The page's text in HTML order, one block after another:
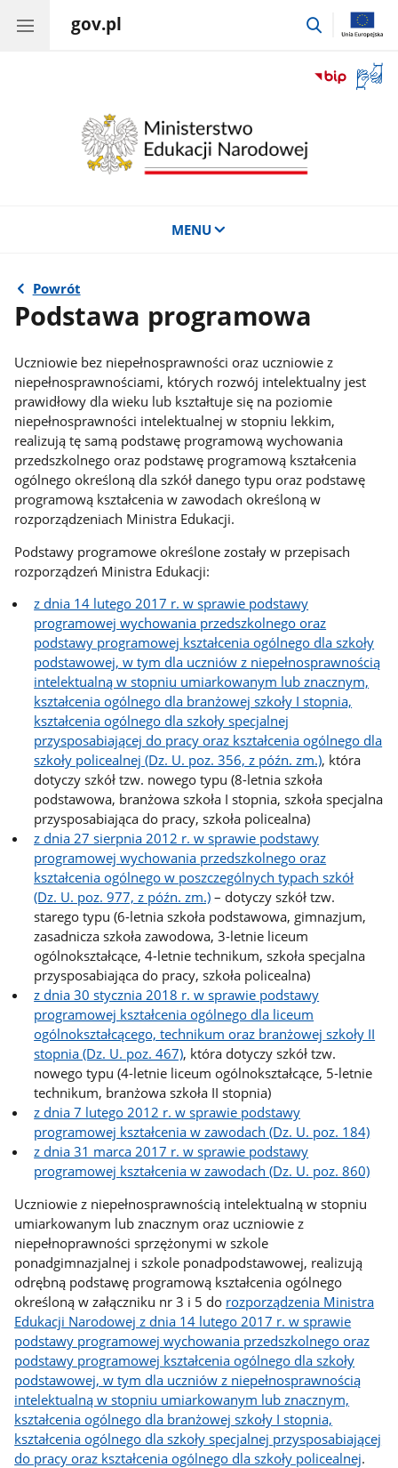
gov.pl
przejdź
okno
MENU
Powrót
Podstawa programowa
Uczniowie bez niepełnosprawności oraz uczniowie z
niepełnosprawnościami, których rozwój intelektualny jest
prawidłowy dla wieku lub kształtuje się na poziomie
niepełnosprawności intelektualnej w stopniu lekkim,
realizują tę samą podstawę programową wychowania
przedszkolnego oraz podstawę programową kształcenia
ogólnego określoną dla szkół danego typu oraz podstawę
programową kształcenia w zawodach określoną w
rozporządzeniach Ministra Edukacji.
Podstawy programowe określone zostały w przepisach
rozporządzeń Ministra Edukacji:
z dnia 14 lutego 2017 r. w sprawie podstawy
programowej wychowania przedszkolnego oraz
podstawy programowej kształcenia ogólnego dla szkoły
podstawowej, w tym dla uczniów z niepełnosprawnością
intelektualną w stopniu umiarkowanym lub znacznym,
kształcenia ogólnego dla branżowej szkoły I stopnia,
kształcenia ogólnego dla szkoły specjalnej
przysposabiającej do pracy oraz kształcenia ogólnego dla
szkoły policealnej (Dz. U. poz. 356, z późn. zm.), która
dotyczy szkół tzw. nowego typu (8-letnia szkoła
podstawowa, branżowa szkoła I stopnia, szkoła specjalna
przysposabiająca do pracy, szkoła policealna)
z dnia 27 sierpnia 2012 r. w sprawie podstawy
programowej wychowania przedszkolnego oraz
kształcenia ogólnego w poszczególnych typach szkół
(Dz. U. poz. 977, z późn. zm.) – dotyczy szkół tzw.
starego typu (6-letnia szkoła podstawowa, gimnazjum,
zasadnicza szkoła zawodowa, 3-letnie liceum
ogólnokształcące, 4-letnie technikum, szkoła specjalna
przysposabiająca do pracy, szkoła policealna)
z dnia 30 stycznia 2018 r. w sprawie podstawy
programowej kształcenia ogólnego dla liceum
ogólnokształcącego, technikum oraz branżowej szkoły II
stopnia (Dz. U. poz. 467), która dotyczy szkół tzw.
nowego typu (4-letnie liceum ogólnokształcące, 5-letnie
technikum, branżowa szkoła II stopnia)
z dnia 7 lutego 2012 r. w sprawie podstawy
programowej kształcenia w zawodach (Dz. U. poz. 184)
z dnia 31 marca 2017 r. w sprawie podstawy
programowej kształcenia w zawodach (Dz. U. poz. 860)
Uczniowie z niepełnosprawnością intelektualną w stopniu
umiarkowanym lub znacznym oraz uczniowie z
niepełnoprawności sprzężonymi w szkole
ponadgimnazjalnej i szkole ponadpodstawowej, realizują
odrębną podstawę programową kształcenia ogólnego
określoną w załączniku nr 3 i 5 do rozporządzenia Ministra
Edukacji Narodowej z dnia 14 lutego 2017 r. w sprawie
podstawy programowej wychowania przedszkolnego oraz
podstawy programowej kształcenia ogólnego dla szkoły
podstawowej, w tym dla uczniów z niepełnosprawnością
intelektualną w stopniu umiarkowanym lub znacznym,
kształcenia ogólnego dla branżowej szkoły I stopnia,
kształcenia ogólnego dla szkoły specjalnej przysposabiającej
do pracy oraz kształcenia ogólnego dla szkoły policealnej.